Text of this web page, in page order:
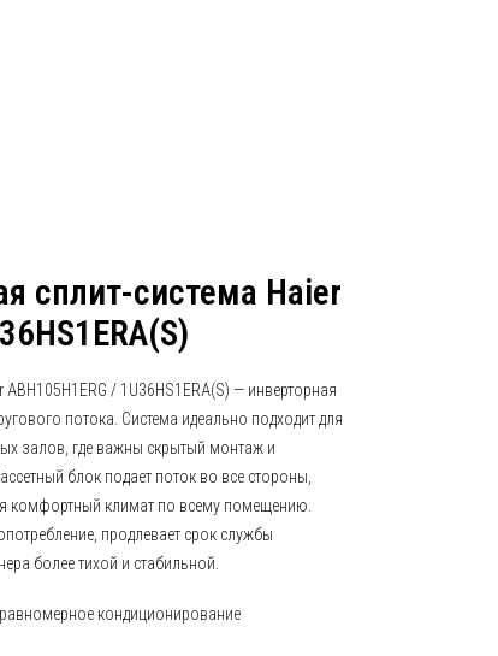
сплит-система Haier
/ 1U36HS1ERA(S) — инверторная
потока. Система идеально подходит для
залов, где важны скрытый монтаж и
блок подает поток во все стороны,
комфортный климат по всему помещению.
продлевает срок службы
более тихой и стабильной.
кондиционирование